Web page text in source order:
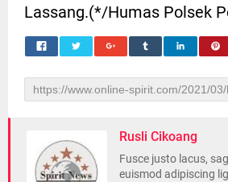
Lassang.(*/Humas Polsek
Rusli Cikoang
Fusce justo lacus,
euismod adipiscing